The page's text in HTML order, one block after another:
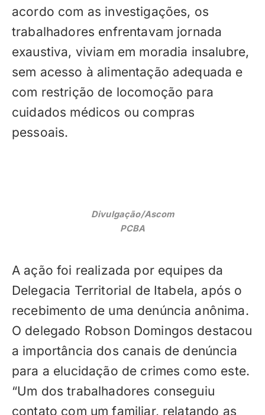
acordo com as investigações, os
trabalhadores enfrentavam jornada
exaustiva, viviam em moradia insalubre,
sem acesso à alimentação adequada e
com restrição de locomoção para
cuidados médicos ou compras
pessoais.
Divulgação/Ascom
PCBA
A ação foi realizada por equipes da
Delegacia Territorial de Itabela, após o
recebimento de uma denúncia anônima.
O delegado Robson Domingos destacou
a importância dos canais de denúncia
para a elucidação de crimes como este.
“Um dos trabalhadores conseguiu
contato com um familiar, relatando as